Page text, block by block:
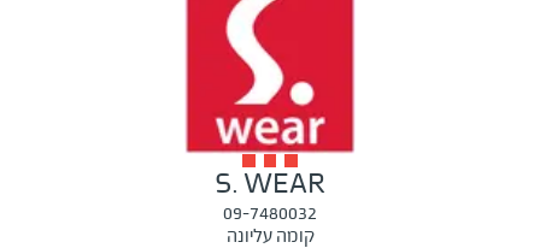
S. WEAR
09-7480032
קומה עליונה